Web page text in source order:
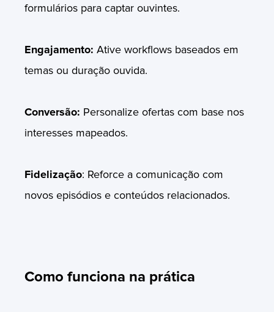
formulários para captar ouvintes.
Engajamento: Ative workflows baseados em
temas ou duração ouvida.
Conversão: Personalize ofertas com base nos
interesses mapeados.
Fidelização: Reforce a comunicação com
novos episódios e conteúdos relacionados.
Como funciona na prática